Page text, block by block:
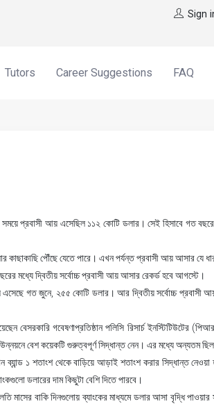
Sign
Tutors Career Suggestions FAQ
প্রবাসী আয় এসেছিল ১১২ কোটি ডলার। সেই হিসাবে গত
পৌঁছে যেতে পারে। এখন পর্যন্ত প্রবাসী আয় আসার যে
মধ্যে দ্বিতীয় সর্বোচ্চ প্রবাসী আয় আসার রেকর্ড হবে আগস্টে।
এসেছে গত জুনে, ২৫৫ কোটি ডলার। আর দ্বিতীয় সর্বোচ্চ
বেসরকারি গবেষণাপ্রতিষ্ঠান পলিসি রিসার্চ ইনস্টিটিউটের
উন্নয়নে বেশ কয়েকটি গুরুত্বপূর্ণ সিদ্ধান্ত নেন। এর মধ্যে অন্যতম
১ শতাংশ থেকে বাড়িয়ে আড়াই শতাংশ করার সিদ্ধান্ত
ডলারের দাম কিছুটা বেশি দিতে পারবে।
বাকি দিনগুলোয় ব্যাংকের মাধ্যমে ডলার আসা বৃদ্ধি